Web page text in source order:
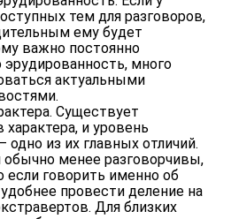
тем для разговоров,
ему будет
важно постоянно
много
актуальными
. Существует
характера, и уровень
одно из их главных отличий.
обычно менее разговорчивы,
если говорить именно об
провести деление на
Для близких